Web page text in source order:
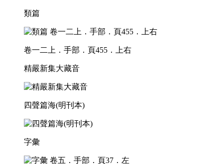
類篇
卷一二上．手部．頁455．上右
精嚴新集大藏音
四聲篇海(明刊本)
字彙